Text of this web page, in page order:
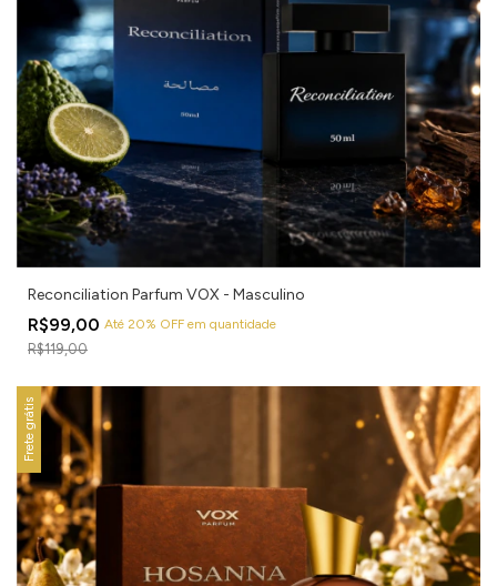
Reconciliation Parfum VOX - Masculino
R$99,00 Até 20% OFF em quantidade
R$119,00
Frete grátis